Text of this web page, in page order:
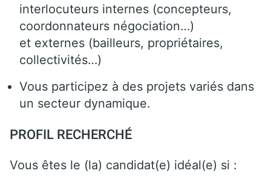
interlocuteurs internes (concepteurs,
coordonnateurs négociation…)
et externes (bailleurs, propriétaires,
collectivités…)
Vous participez à des projets variés dans
un secteur dynamique.
PROFIL RECHERCHÉ
Vous êtes le (la) candidat(e) idéal(e) si :